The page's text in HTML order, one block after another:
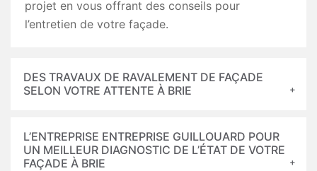
projet en vous offrant des conseils pour
l’entretien de votre façade.
DES TRAVAUX DE RAVALEMENT DE FAÇADE
SELON VOTRE ATTENTE À BRIE
L’ENTREPRISE ENTREPRISE GUILLOUARD POUR
UN MEILLEUR DIAGNOSTIC DE L’ÉTAT DE VOTRE
FAÇADE À BRIE